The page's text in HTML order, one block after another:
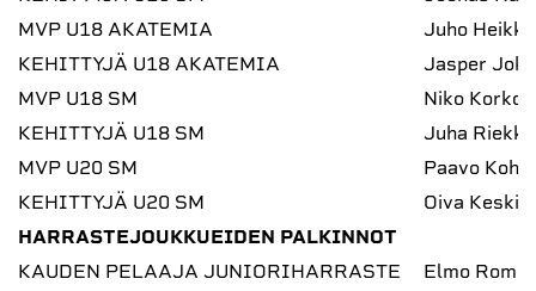
MVP U18 AKATEMIA
Juho
KEHITTYJÄ U18 AKATEMIA
Jasper
MVP U18 SM
Niko
KEHITTYJÄ U18 SM
Juha Riekki
MVP U20 SM
Paavo
KEHITTYJÄ U20 SM
Oiva
HARRASTEJOUKKUEIDEN PALKINNOT
KAUDEN PELAAJA JUNIORIHARRASTE
Elmo